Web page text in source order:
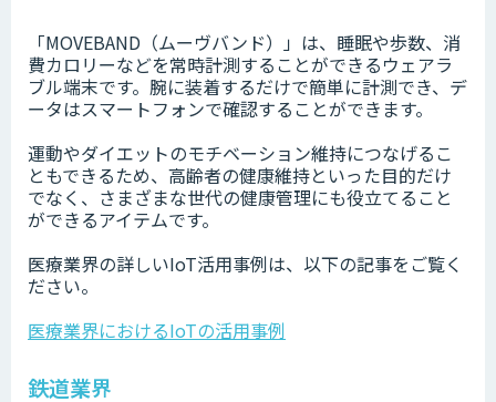
「MOVEBAND（ムーヴバンド）」は、睡眠や歩数、消
費カロリーなどを常時計測することができるウェアラ
ブル端末です。腕に装着するだけで簡単に計測でき、デ
ータはスマートフォンで確認することができます。
運動やダイエットのモチベーション維持につなげるこ
ともできるため、高齢者の健康維持といった目的だけ
でなく、さまざまな世代の健康管理にも役立てること
ができるアイテムです。
医療業界の詳しいIoT活用事例は、以下の記事をご覧く
ださい。
医療業界におけるIoTの活用事例
鉄道業界